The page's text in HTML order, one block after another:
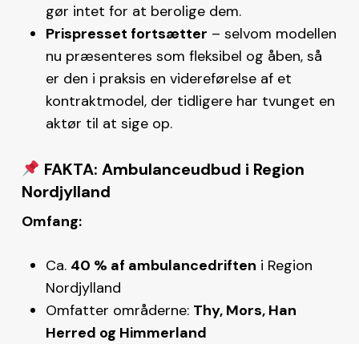
gør intet for at berolige dem.
Prispresset fortsætter – selvom modellen
nu præsenteres som fleksibel og åben, så
er den i praksis en videreførelse af et
kontraktmodel, der tidligere har tvunget en
aktør til at sige op.
FAKTA: Ambulanceudbud i Region
Nordjylland
Omfang:
Ca. 40 % af ambulancedriften i Region
Nordjylland
Omfatter områderne: Thy, Mors, Han
Herred og Himmerland